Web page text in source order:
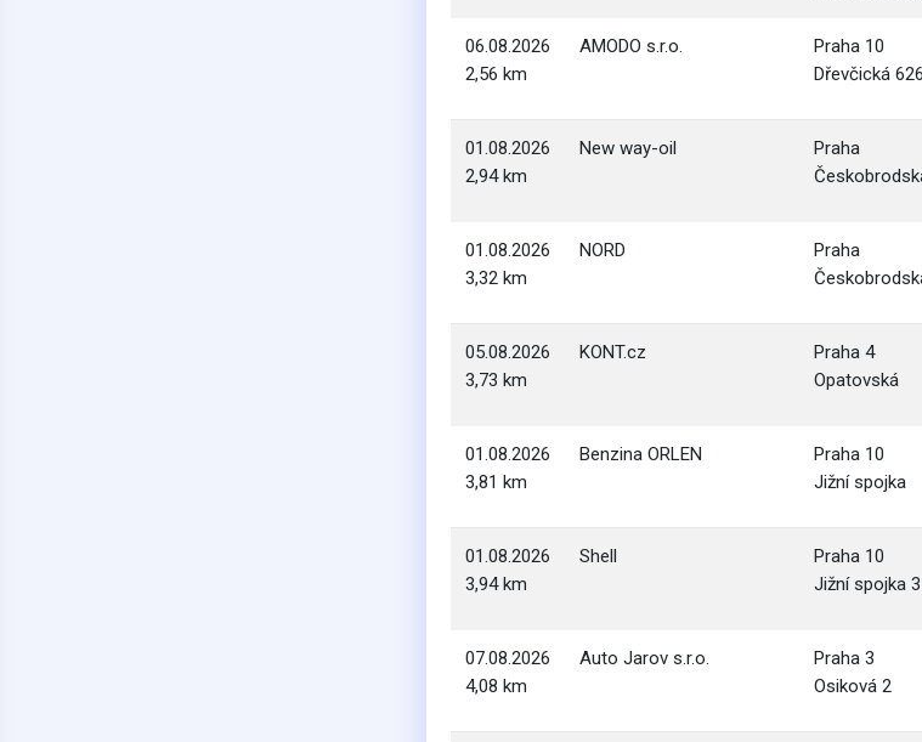
06.08.2026
2,56 km
AMODO s.r.o.
Praha 10
Dřevčická
01.08.2026
2,94 km
New way-oil
Praha
01.08.2026
3,32 km
NORD
Praha
05.08.2026
3,73 km
KONT.cz
Praha 4
Opatovská
01.08.2026
3,81 km
Benzina ORLEN
Praha 10
Jižní spojka
01.08.2026
3,94 km
Shell
Praha 10
Jižní spojka
07.08.2026
4,08 km
Auto Jarov s.r.o.
Praha 3
Osiková 2